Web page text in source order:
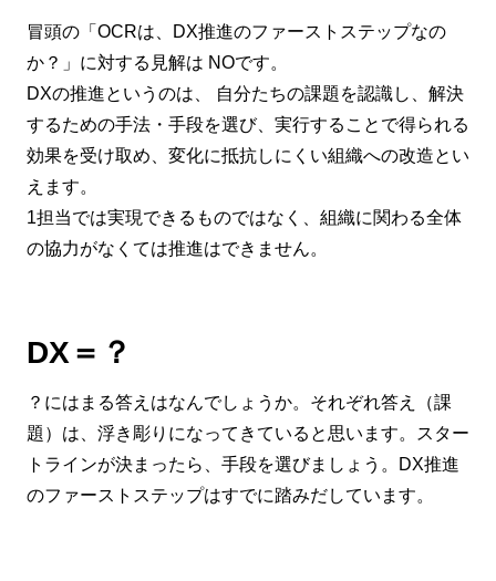
冒頭の「OCRは、DX推進のファーストステップなの
か？」に対する見解は NOです。
DXの推進というのは、 自分たちの課題を認識し、解決
するための手法・手段を選び、実行することで得られる
効果を受け取め、変化に抵抗しにくい組織への改造とい
えます。
1担当では実現できるものではなく、組織に関わる全体
の協力がなくては推進はできません。
DX＝？
？にはまる答えはなんでしょうか。それぞれ答え（課
題）は、浮き彫りになってきていると思います。スター
トラインが決まったら、手段を選びましょう。DX推進
のファーストステップはすでに踏みだしています。